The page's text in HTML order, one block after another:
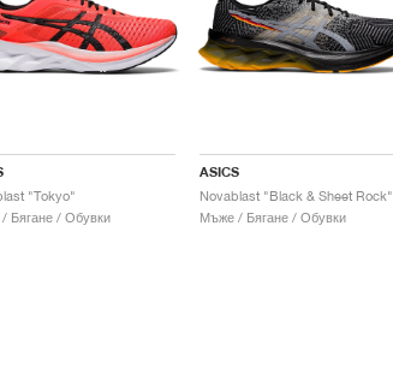
"Tokyo"
Бягане / Обувки
ASICS
Novablast "Black & Sheet Rock"
Мъже / Бягане / Обувки